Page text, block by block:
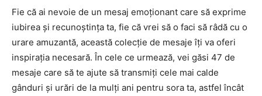
Fie că ai nevoie de un mesaj emoționant care să exprime
iubirea și recunoștința ta, fie că vrei să o faci să râdă cu o
urare amuzantă, această colecție de mesaje îți va oferi
inspirația necesară. În cele ce urmează, vei găsi 47 de
mesaje care să te ajute să transmiți cele mai calde
gânduri și urări de la mulți ani pentru sora ta, astfel încât